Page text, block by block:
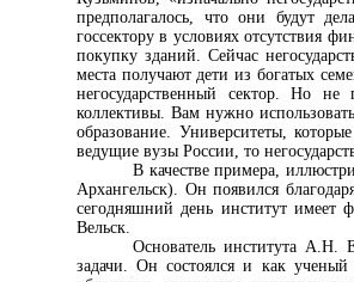
предполагалось, что они будут
госсектору в условиях отсутствия
покупку зданий. Сейчас
места получают дети из богатых
негосударственный сектор. Но
коллективы. Вам нужно
образование. Университеты,
ведущие вузы России, то
В качестве примера,
Архангельск). Он появился
сегодняшний день институт имеет
Вельск.
Основатель института
задачи. Он состоялся и как